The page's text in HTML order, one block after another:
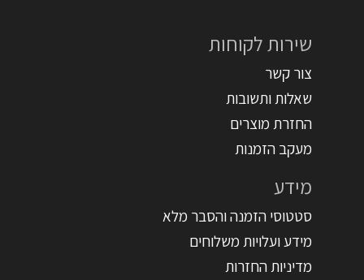
שירות לקוחות
צור קשר
שאלות ותשובות
החזרת מוצרים
מעקב הזמנות
מידע
סטטוסי הזמנה והסבר מלא
מידע ועלויות משלוחים
מדיניות החזרות